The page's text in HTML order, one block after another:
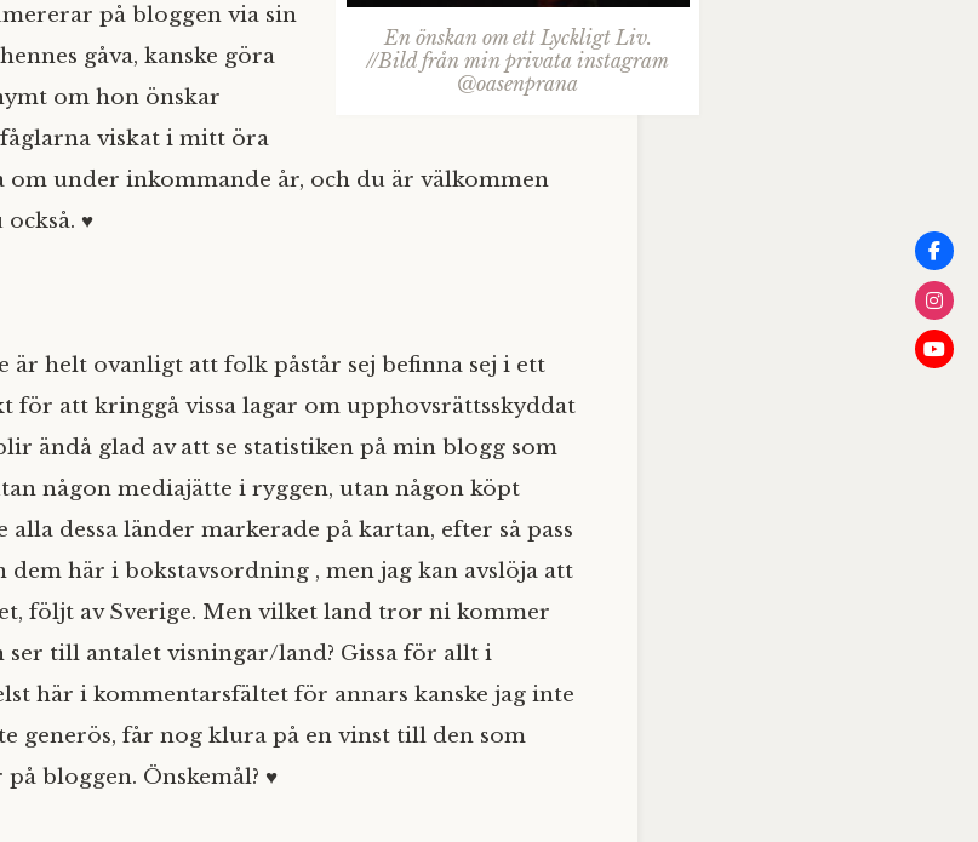
En önskan om ett Lyckligt Liv.
//Bild från min privata instagram
@oasenprana
på bloggen via sin
gåva, kanske göra
om hon önskar
viskat i mitt öra
om under inkommande år, och du är välkommen
♥
är helt ovanligt att folk påstår sej befinna sej i ett
för att kringgå vissa lagar om upphovsrättsskyddat
ändå glad av att se statistiken på min blogg som
någon mediajätte i ryggen, utan någon köpt
dessa länder markerade på kartan, efter så pass
dem här i bokstavsordning , men jag kan avslöja att
följt av Sverige. Men vilket land tror ni kommer
ser till antalet visningar/land? Gissa för allt i
här i kommentarsfältet för annars kanske jag inte
generös, får nog klura på en vinst till den som
bloggen. Önskemål? ♥